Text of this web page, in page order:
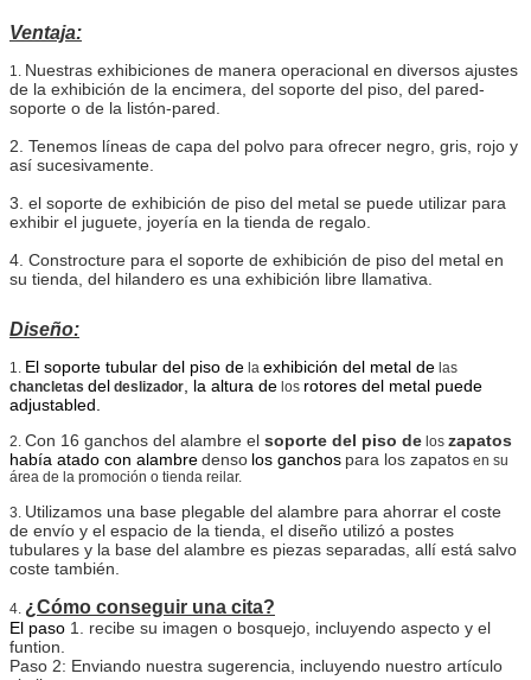
Ventaja:
1. Nuestras exhibiciones de manera operacional en diversos ajustes
de la exhibición de la encimera, del soporte del piso, del pared-
soporte o de la listón-pared.
2. Tenemos líneas de capa del polvo para ofrecer negro, gris, rojo y
así sucesivamente.
3. el soporte de exhibición de piso del metal se puede utilizar para
exhibir el juguete, joyería en la tienda de regalo.
4. Constrocture para el soporte de exhibición de piso del metal en
su tienda, del hilandero es una exhibición libre llamativa.
Diseño:
1. El soporte tubular del piso de la exhibición del metal de las
chancletas del deslizador , la altura de los rotores del metal puede
adjustabled.
2. Con 16 ganchos del alambre el soporte del piso de los zapatos
había atado con alambredenso los ganchos para los zapatos en su
área de la promoción o tienda reilar.
3. Utilizamos una base plegable del alambre para ahorrar el coste
de envío y el espacio de la tienda, el diseño utilizó a postes
tubulares y la base del alambre es piezas separadas, allí está salvo
coste también.
4. ¿Cómo conseguir una cita?
El paso 1. recibe su imagen o bosquejo, incluyendo aspecto y el
funtion.
Paso 2: Enviando nuestra sugerencia, incluyendo nuestro artículo